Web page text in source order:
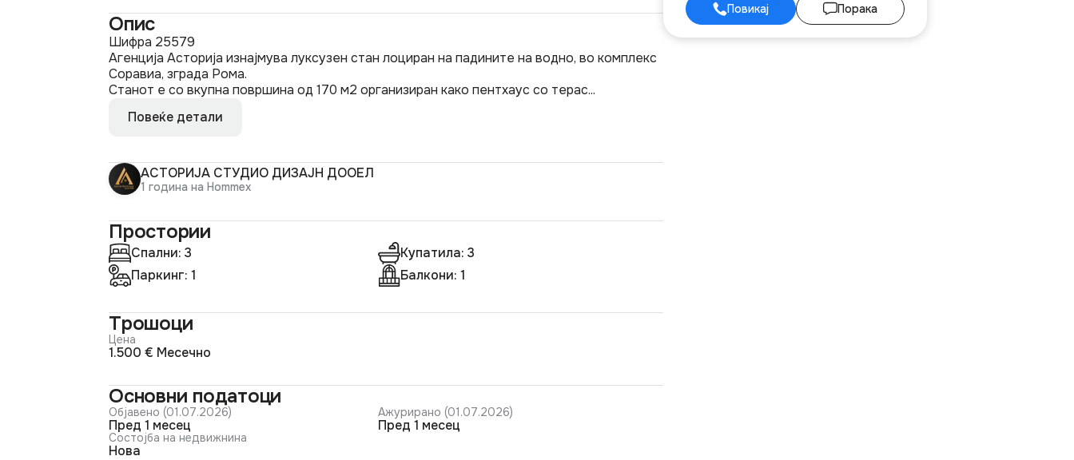
Опис
Шифра 25579
Агенција Асторија изнајмува луксузен стан лоциран на падините на водно, во комплекс
Соравиа, зграда Рома.
Станот е со вкупна површина од 170 м2 организиран како пентхаус со терас...
Повеќе детали
АСТОРИЈА СТУДИО ДИЗАЈН ДООЕЛ
1 година на Hommex
Простории
Спални: 3
Купатила: 3
Паркинг: 1
Балкони: 1
Трошоци
Цена
1.500 € Месечно
Основни податоци
Објавено (01.07.2026)
пред 1 месец
Ажурирано (01.07.2026)
пред 1 месец
Состојба на недвижнина
Нова
Повикај
Порака